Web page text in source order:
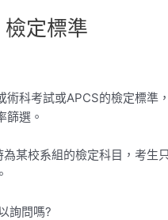
定標準
科考試或APCS的檢定標準
篩選。
某校系組的檢定科目，考
詢問嗎?